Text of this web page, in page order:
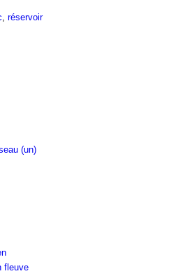
, réservoir
(un)
fleuve